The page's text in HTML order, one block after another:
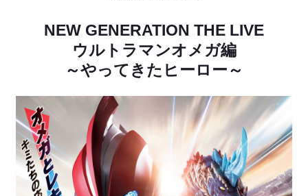
NEW GENERATION THE LIVE
ウルトラマンオメガ編
～やってきたヒーロー～